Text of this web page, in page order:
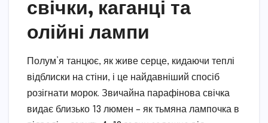
свічки, каганці та
олійні лампи
Полум’я танцює, як живе серце, кидаючи теплі
відблиски на стіни, і це найдавніший спосіб
розігнати морок. Звичайна парафінова свічка
видає близько 13 люмен – як тьмяна лампочка в